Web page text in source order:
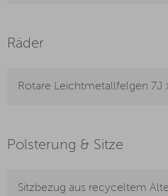
Räder
Rotare Leichtmetallfelgen 7J
Polsterung & Sitze
Sitzbezug aus recyceltem